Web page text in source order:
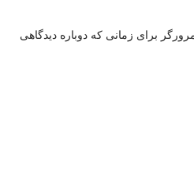
برای زمانی که دوباره دیدگاهی